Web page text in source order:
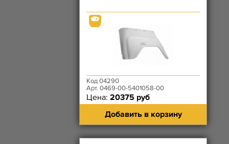
Код 04290
Арт. 0469-00-5401058-00
Цена: 20375 руб
Добавить в корзину